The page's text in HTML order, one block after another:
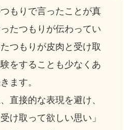
もりで言ったことが真
たつもりが伝わってい
つもりが皮肉と受け取
をすることも少なくあ
ます。
直接的な表現を避け、
け取って欲しい思い」